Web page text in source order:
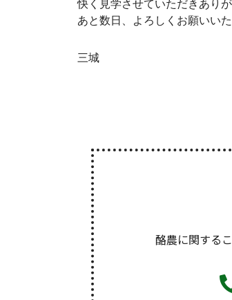
快く見学させていただきあり
あと数日、よろしくお願いいた
三城
酪農に関する